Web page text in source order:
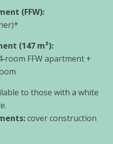
(FFW):
(147 m²):
FFW apart­ment +
to tho­se with a white
cover con­s­truc­tion